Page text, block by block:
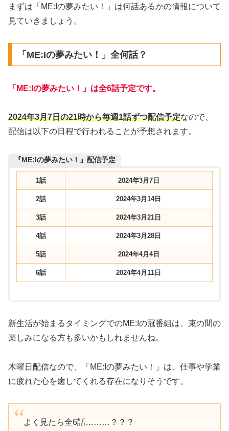
まずは「ME:Iの夢みたい！」は何話あるかの情報について
見ていきましょう。
「ME:Iの夢みたい！」全何話？
「ME:Iの夢みたい！」は全6話予定です。
2024年3月7日の21時から毎週1話ずつ配信予定なので、
配信は以下の日程で行われることが予想されます。
『ME:Iの夢みたい！』配信予定
1話 2024年3月7日
2話 2024年3月14日
3話 2024年3月21日
4話 2024年3月28日
5話 2024年4月4日
6話 2024年4月11日
新生活が始まるタイミングでのME:Iの冠番組は、束の間の
楽しみになる方も多いかもしれませんね。
木曜日配信なので、「ME:Iの夢みたい！」は、仕事や学業
に疲れた心を癒してくれる存在になりそうです。
よく見たら全6話………？？？